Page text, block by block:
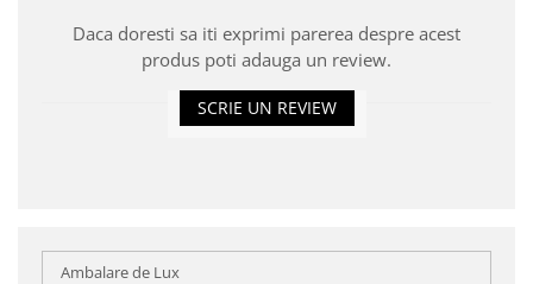
Daca doresti sa iti exprimi parerea despre acest
produs poti adauga un review.
SCRIE UN REVIEW
Ambalare de Lux